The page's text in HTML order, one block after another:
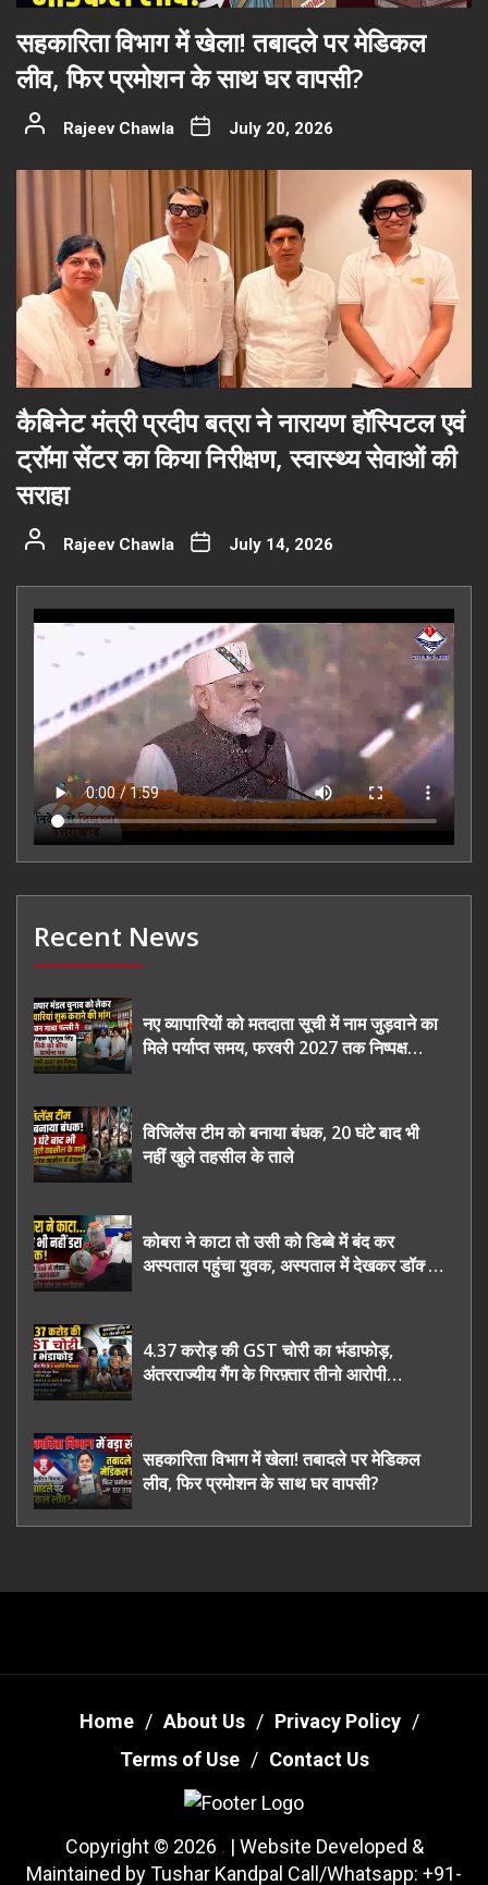
सहकारिता विभाग में खेला! तबादले पर मेडिकल
लीव, फिर प्रमोशन के साथ घर वापसी?
Rajeev Chawla July 20, 2026
कैबिनेट मंत्री प्रदीप बत्रा ने नारायण हॉस्पिटल एवं
ट्रॉमा सेंटर का किया निरीक्षण, स्वास्थ्य सेवाओं की
सराहा
Rajeev Chawla July 14, 2026
Recent News
नए व्यापारियों को मतदाता सूची में नाम जुड़वाने का
मिले पर्याप्त समय, फरवरी 2027 तक निष्पक्ष
विजिलेंस टीम को बनाया बंधक, 20 घंटे बाद भी
नहीं खुले तहसील के ताले
कोबरा ने काटा तो उसी को डिब्बे में बंद कर
अस्पताल पहुंचा युवक, अस्पताल में देखकर डॉक्टर
4.37 करोड़ की GST चोरी का भंडाफोड़,
अंतरराज्यीय गैंग के गिरफ़्तार तीनो आरोपी
सहकारिता विभाग में खेला! तबादले पर मेडिकल
लीव, फिर प्रमोशन के साथ घर वापसी?
Home About Us
Privacy Policy
Terms of Use
Contact Us
Copyright © 2026 . | Website Developed &
Maintained by Tushar Kandpal Call/Whatsapp: +91-